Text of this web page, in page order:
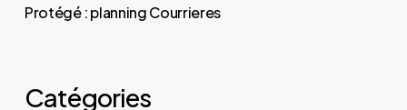
Protégé : planning Courrieres
Catégories